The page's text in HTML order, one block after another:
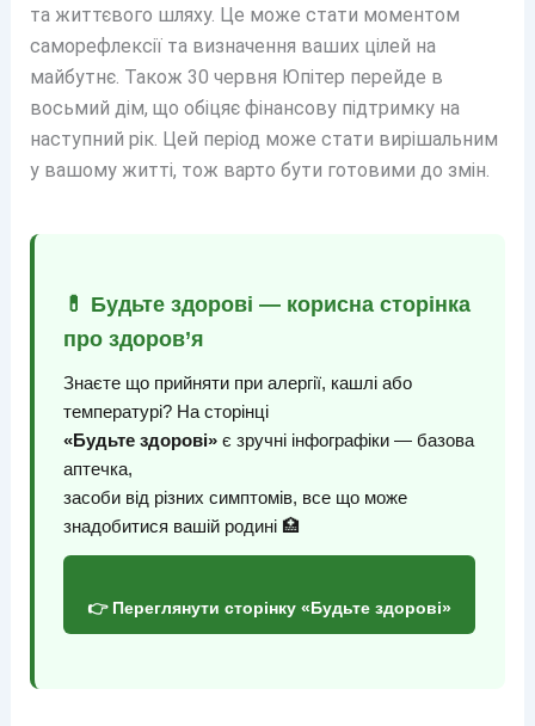
та життєвого шляху. Це може стати моментом
саморефлексії та визначення ваших цілей на
майбутнє. Також 30 червня Юпітер перейде в
восьмий дім, що обіцяє фінансову підтримку на
наступний рік. Цей період може стати вирішальним
у вашому житті, тож варто бути готовими до змін.
💊 Будьте здорові — корисна сторінка
про здоров’я
Знаєте що прийняти при алергії, кашлі або
температурі? На сторінці
«Будьте здорові»є зручні інфографіки — базова
аптечка,
засоби від різних симптомів, все що може
знадобитися вашій родині 🏥
👉 Переглянути сторінку «Будьте здорові»